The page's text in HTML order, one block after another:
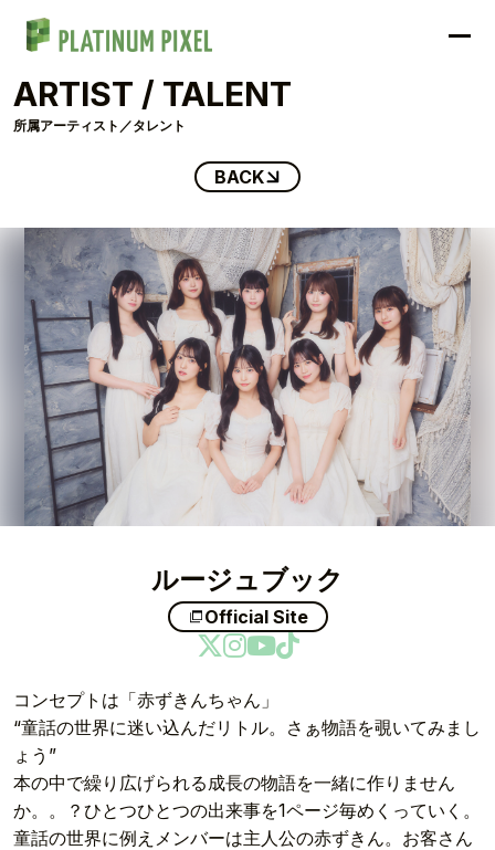
ARTIST / TALENT
所属アーティスト／タレント
BACK
ルージュブック
Official Site
コンセプトは「赤ずきんちゃん」
“童話の世界に迷い込んだリトル。さぁ物語を覗いてみまし
ょう”
本の中で繰り広げられる成長の物語を一緒に作りません
か。。？ ひとつひとつの出来事を1ページ毎めくっていく。
童話の世界に例えメンバーは主人公の赤ずきん。 お客さん